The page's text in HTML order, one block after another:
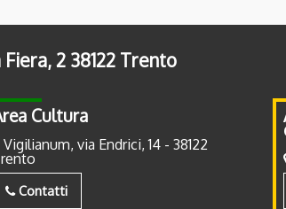
2 38122 Trento
Cultura
Vigilianum, via Endrici, 14 - 38122
Contatti